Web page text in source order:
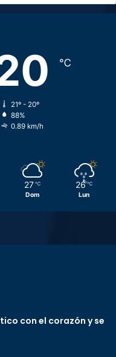
℃
21º - 20º
88%
0.89 km/h
27 ℃
Dom
26 ℃
Lun
con el corazón y se